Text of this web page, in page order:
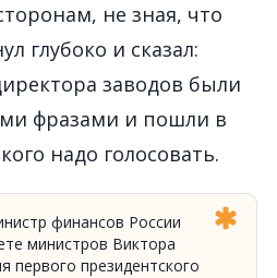
не зная, что
глубоко и сказал:
заводов были
фразами и пошли в
надо голосовать.
финансов России
министров Виктора
первого президентского